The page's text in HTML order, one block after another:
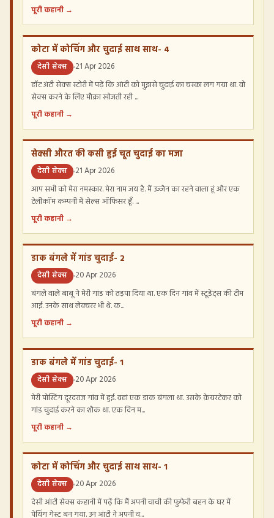
पूरी कहानी →
कोटा में कोचिंग और चुदाई साथ साथ- 4
देसी सेक्स 21 Apr 2026
हॉट अंटी सेक्स स्टोरी में पढ़ें कि आंटी को मुझसे चुदाई का चस्का लग गया था. वो
सेक्स करने के लिए मौक़ा खोजती रही ...
पूरी कहानी →
सेक्सी औरत की कसी हुई चूत चुदाई का मजा
देसी सेक्स 21 Apr 2026
आप सभी को मेरा नमस्कार. मेरा नाम जय है. मैं उज्जैन का रहने वाला हूं और एक
टेलीकॉम कम्पनी में सेल्स ऑफिसर हूँ. ...
पूरी कहानी →
डाक बंगले में गांड चुदाई- 2
देसी सेक्स 20 Apr 2026
बंगले वाले बाबू ने मेरी गांड को तड़पा दिया था. एक दिन गांव में स्टूडेंट्स की टीम
आई. उनके साथ लेक्चरर भी थे. क...
पूरी कहानी →
डाक बंगले में गांड चुदाई- 1
देसी सेक्स 20 Apr 2026
मेरी पोस्टिंग दूरदराज गांव में हुई. वहां एक डाक बंगला था. उसके केयरटेकर को
गांड चुदाई करने का शौक था. एक दिन म...
पूरी कहानी →
कोटा में कोचिंग और चुदाई साथ साथ- 1
देसी सेक्स 20 Apr 2026
देसी आंटी सेक्स कहानी में पढ़ें कि मैं अपनी चाची की फुफेरी बहन के घर में
पेयिंग गेस्ट बन गया. उन आंटी ने अपनी व...